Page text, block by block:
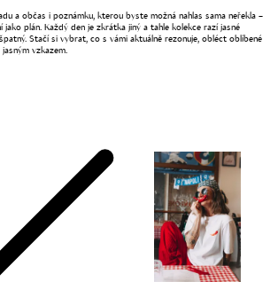
a občas i poznámku, kterou byste možná nahlas sama neřekla –
jako plán. Každý den je zkrátka jiný a tahle kolekce razí jasné
Stačí si vybrat, co s vámi aktuálně rezonuje, obléct oblíbené
vzkazem.